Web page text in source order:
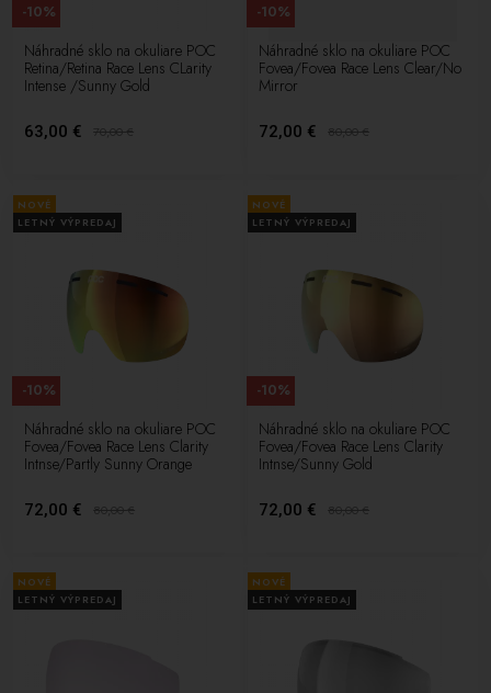
Náhradné sklo na okuliare POC
Retina/Retina Race Lens CLarity
Intense /Sunny Gold
63,00 € 70,00€
-10%
Náhradné sklo na okuliare POC
Fovea/Fovea Race Lens Clear/No
Mirror
72,00 € 80,00€
-10%
NOVÉ
LETNÝ VÝPREDAJ
Náhradné sklo na okuliare POC
Fovea/Fovea Race Lens Clarity
Intnse/Partly Sunny Orange
72,00 € 80,00€
-10%
NOVÉ
LETNÝ VÝPREDAJ
Náhradné sklo na okuliare POC
Fovea/Fovea Race Lens Clarity
Intnse/Sunny Gold
72,00 € 80,00€
-10%
NOVÉ
LETNÝ VÝPREDAJ
NOVÉ
LETNÝ VÝPREDAJ